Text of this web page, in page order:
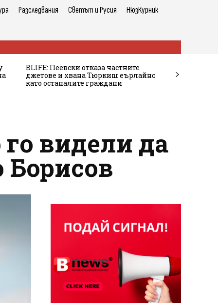
Разследвания Светът и Русия НюзКурник
BLIFE: Пеевски отказа частните
джетове и хвана Тюркиш еърлайнс
като останалите граждани
видели да
Борисов